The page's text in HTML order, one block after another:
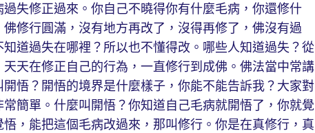
失修正過來。你自己不曉得你有什麼毛病，你還修什
修行圓滿，沒有地方再改了，沒得再修了，佛沒有過
道過失在哪裡？所以也不懂得改。哪些人知道過失？從
天在修正自己的行為，一直修行到成佛。佛法當中常講
悟？開悟的境界是什麼樣子，你能不能告訴我？大家對
簡單。什麼叫開悟？你知道自己毛病就開悟了，你就覺
，能把這個毛病改過來，那叫修行。你是在真修行，真